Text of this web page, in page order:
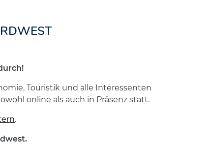
Touristik und alle Interessenten
online als auch in Präsenz statt.
.